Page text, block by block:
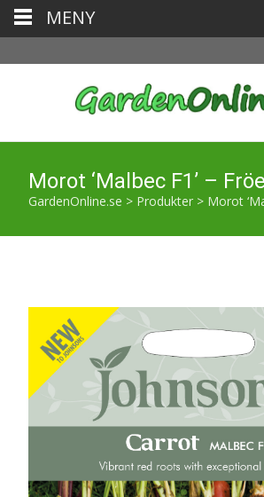
Morot ‘Malbec F1’ –
GardenOnline.se > Produkter > Morot
MENY